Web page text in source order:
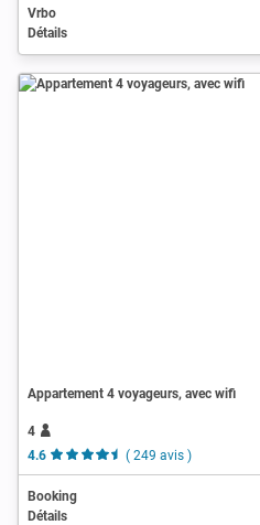
Vrbo
Détails
Appartement 4 voyageurs, avec wifi
4
4.6
( 249 avis )
Booking
Détails